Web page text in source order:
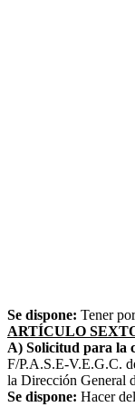
Se dispone: Tener
ARTÍCULO
A) Solicitud para la
F/P.A.S.E-V.E.G.C.
la Dirección General
Se dispone: Hacer